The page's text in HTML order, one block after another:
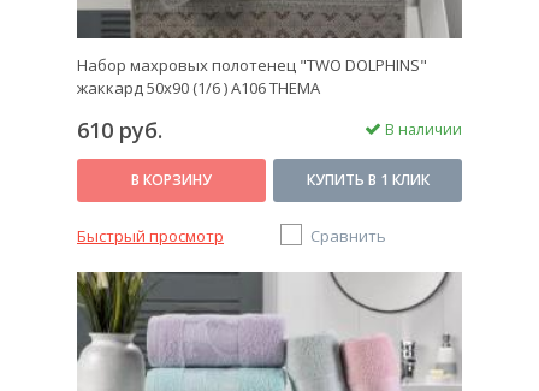
Набор махровых полотенец "TWO DOLPHINS"
жаккард 50х90 (1/6 ) A106 THEMA
610 руб. В наличии
В КОРЗИНУ КУПИТЬ В 1 КЛИК
Быстрый просмотр Сравнить